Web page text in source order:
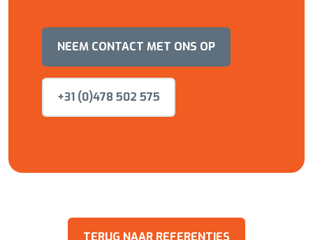
NEEM CONTACT MET ONS OP
+31 (0)478 502 575
TERUG NAAR REFERENTIES